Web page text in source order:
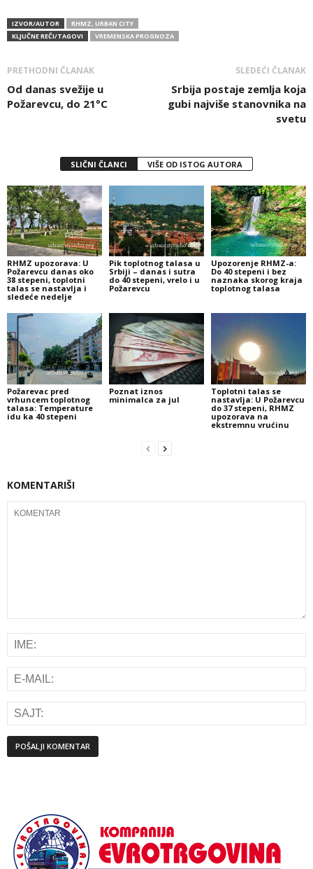
IZVOR/AUTOR
RHMZ, URBAN CITY
KLJUČNE REČI/TAGOVI
VREMENSKA PROGNOZA
PRETHODNI ČLANAK
Od danas svežije u
Požarevcu, do 21°C
SLEDEĆI ČLANAK
Srbija postaje zemlja koja
gubi najviše stanovnika na
svetu
SLIČNI ČLANCI VIŠE OD ISTOG AUTORA
RHMZ upozorava: U
Požarevcu danas oko
38 stepeni, toplotni
talas se nastavlja i
sledeće nedelje
Pik toplotnog talasa u
Srbiji – danas i sutra
do 40 stepeni, vrelo i u
Požarevcu
Upozorenje RHMZ-a:
Do 40 stepeni i bez
naznaka skorog kraja
toplotnog talasa
Požarevac pred
vrhuncem toplotnog
talasa: Temperature
idu ka 40 stepeni
Poznat iznos
minimalca za jul
Toplotni talas se
nastavlja: U Požarevcu
do 37 stepeni, RHMZ
upozorava na
ekstremnu vrućinu
KOMENTARIŠI